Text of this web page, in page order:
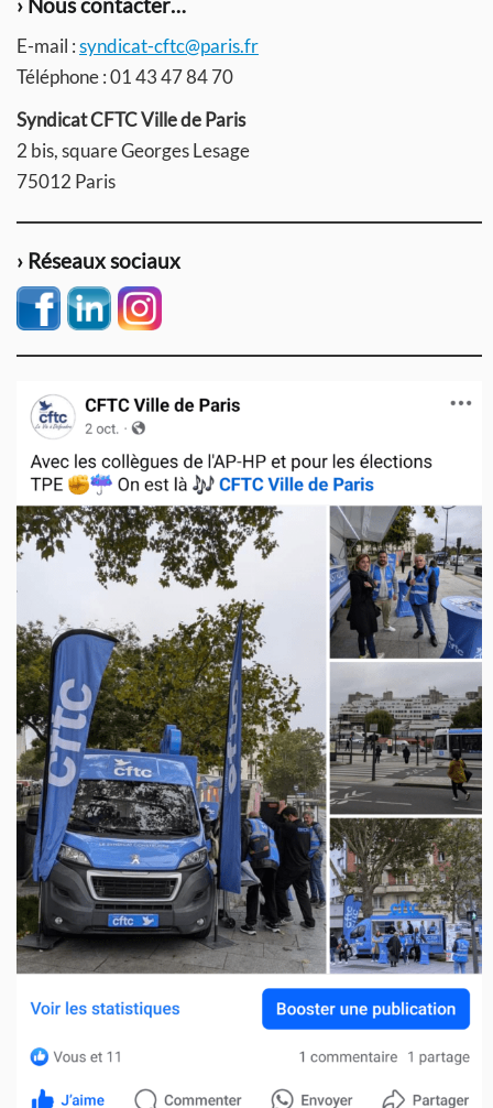
E-mail :syndicat-cftc@paris.fr
Téléphone : 01 43 47 84 70
Syndicat CFTC Ville de Paris
2 bis, square Georges Lesage
75012 Paris
› Réseaux sociaux